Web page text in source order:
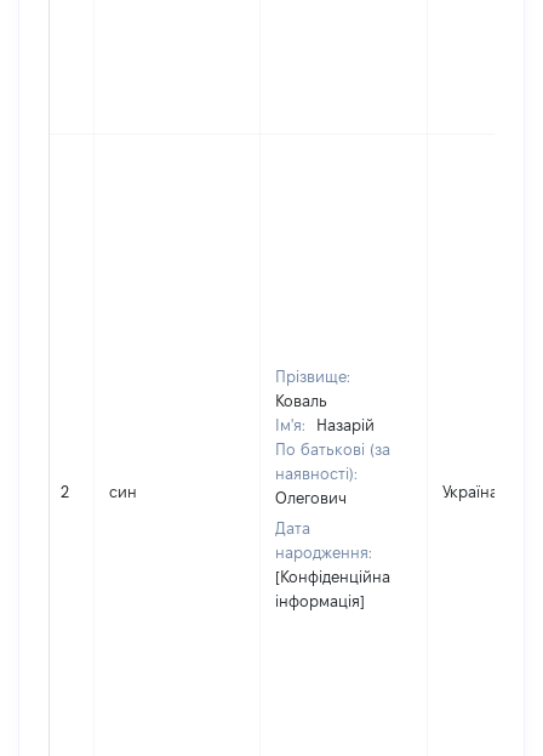
2 син
Прізвище:
Коваль
Ім'я:
Назарій
По батькові (за
наявності):
Олегович
Дата
народження:
[Конфіденційна
інформація]
Україна